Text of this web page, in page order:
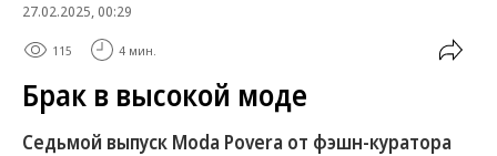
27.02.2025, 00:29
115 4 мин.
Брак в высокой моде
Cедьмой выпуск Moda Povera от фэшн-куратора